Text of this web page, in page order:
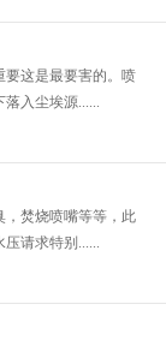
要这是最要害的。喷
入尘埃源......
，焚烧喷嘴等等，此
请求特别......